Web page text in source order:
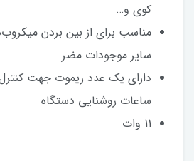
کوی و…
مناسب برای از بین بردن
سایر موجودات مضر
دارای یک عدد ریموت جهت
ساعات روشنایی دستگاه
11 وات